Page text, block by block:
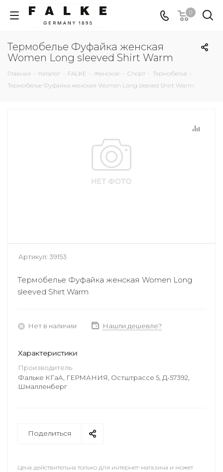
0
Термобелье Фуфайка женская
Women Long sleeved Shirt Warm
Главная - Каталог - FALKE - Женское - Спорт - Термобельё -
Термобелье Фуфайка женская Women Long sleeved Shirt Warm
Артикул: 39153
Термобелье Фуфайка женская Women Long
sleeved Shirt Warm
Нет в наличии Нашли дешевле?
Характеристики
Производитель
Фальке КГаА, ГЕРМАНИЯ, Остштрассе 5, Д-57392,
Шмалленберг
Поделиться
Цена действительна только для интернет-магазина и может